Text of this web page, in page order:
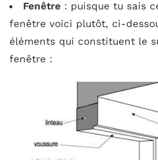
Fenêtre : puisque tu sais
fenêtre voici plutôt, ci-
éléments qui constituent le
fenêtre :